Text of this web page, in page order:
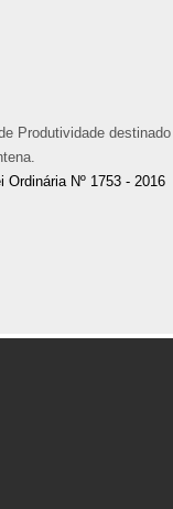
Produtividade
Ordinária Nº 1753 - 2016